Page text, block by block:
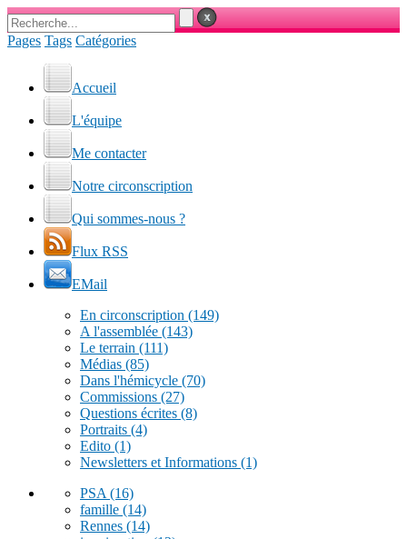
Pages Tags Catégories
Accueil
L'équipe
Me contacter
Notre circonscription
Qui sommes-nous ?
Flux RSS
EMail
En circonscription (149)
A l'assemblée (143)
Le terrain (111)
Médias (85)
Dans l'hémicycle (70)
Commissions (27)
Questions écrites (8)
Portraits (4)
Edito (1)
Newsletters et Informations (1)
PSA (16)
famille (14)
Rennes (14)